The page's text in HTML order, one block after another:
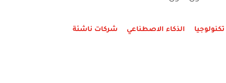
تكنولوجيا الذكاء الاصطناعي شركات ناشئة